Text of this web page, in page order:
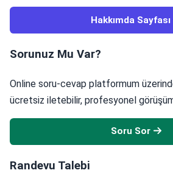
Hakkımda Sayfası
Sorunuz Mu Var?
Online soru-cevap platformum
ücretsiz iletebilir, profesyonel
Soru Sor
Randevu Talebi